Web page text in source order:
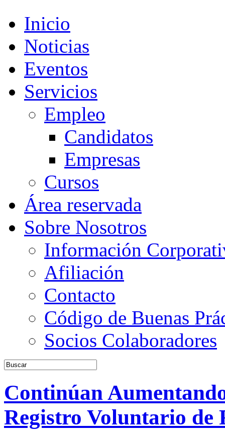
Inicio
Noticias
Eventos
Servicios
Empleo
Candidatos
Empresas
Cursos
Área reservada
Sobre Nosotros
Información
Afiliación
Contacto
Código de Buenas
Socios Colaboradores
Continúan
Registro Voluntario de